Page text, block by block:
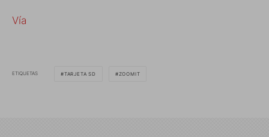
Vía
ETIQUETAS TARJETA SD ZOOMIT